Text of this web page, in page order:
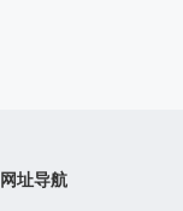
网址导航